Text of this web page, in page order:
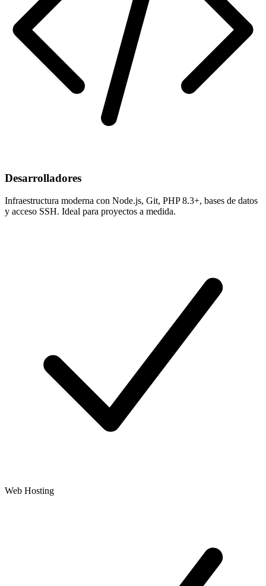
Desarrolladores
Infraestructura moderna con Node.js, Git, PHP 8.3+, bases de datos
y acceso SSH. Ideal para proyectos a medida.
Web Hosting